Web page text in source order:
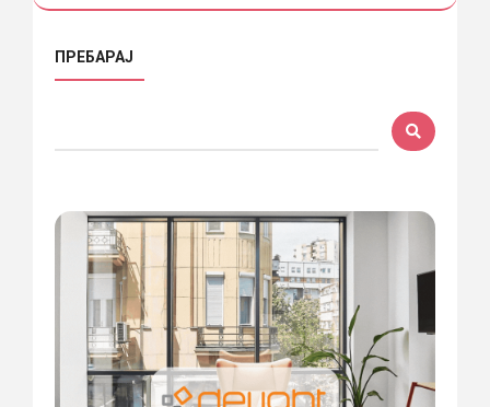
ПРЕБАРАЈ